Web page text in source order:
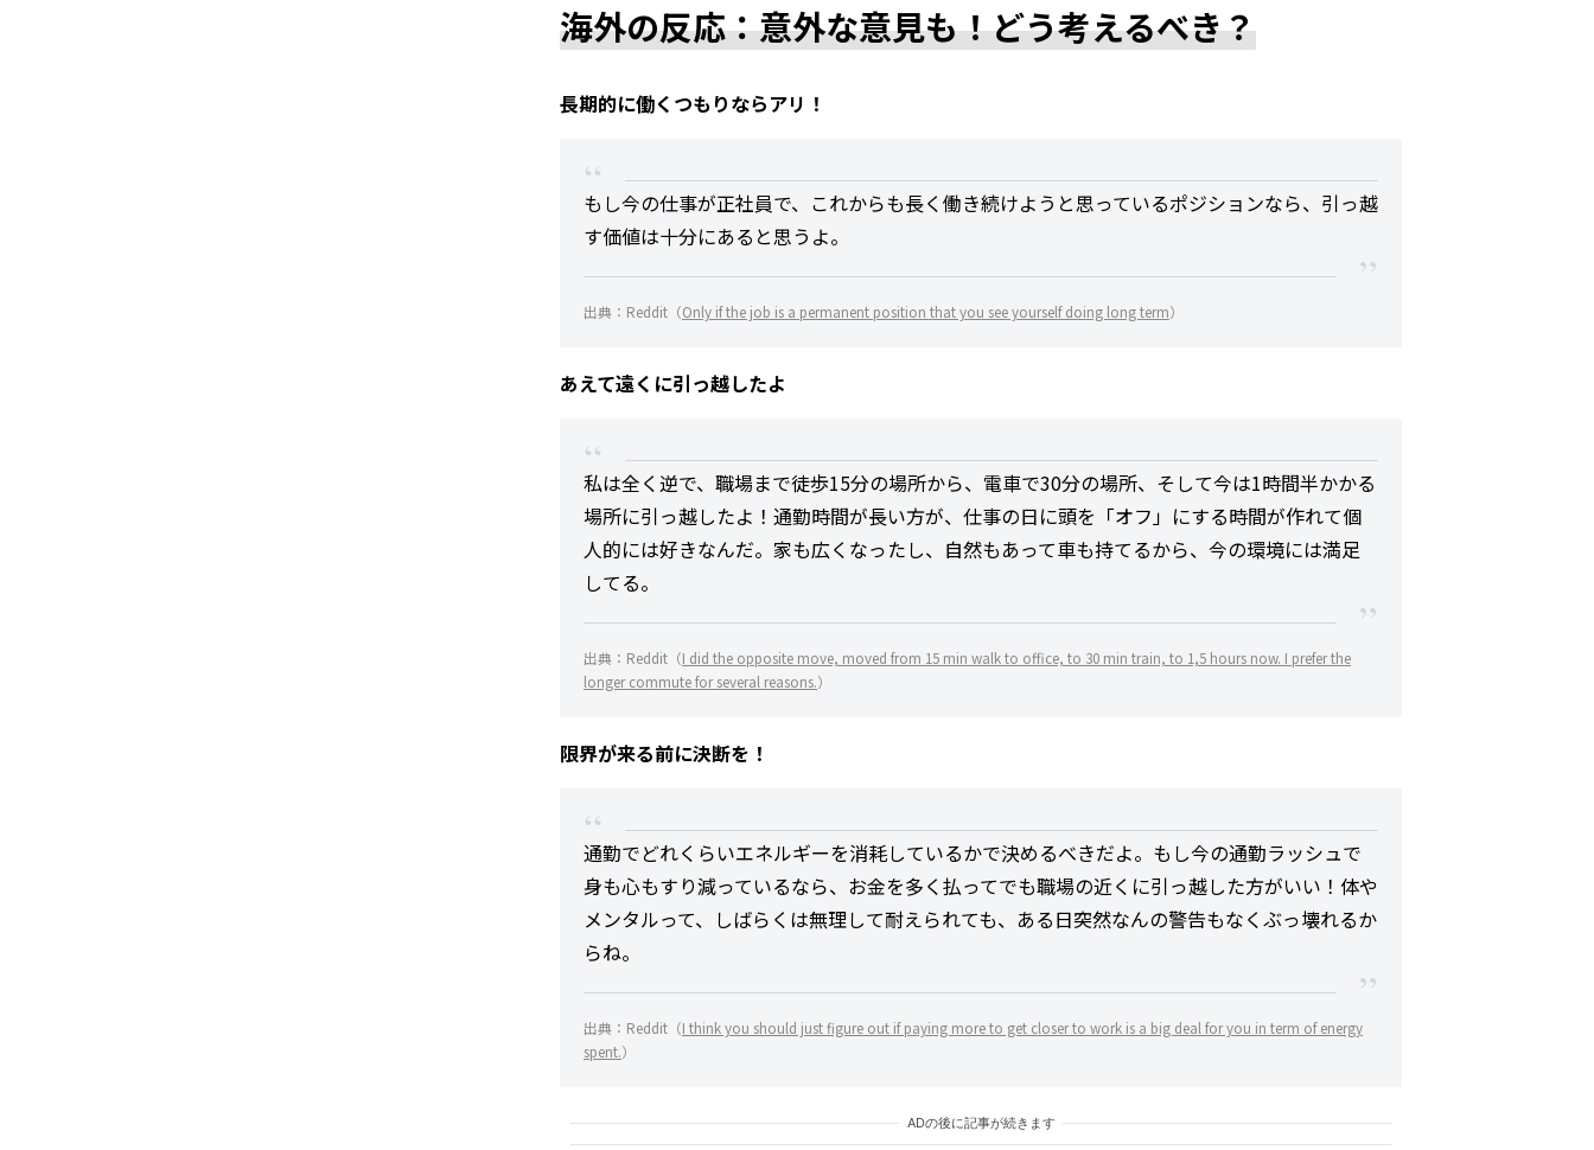
海外の反応：意外な意見も！どう考えるべき？
長期的に働くつもりならアリ！
もし今の仕事が正社員で、これからも長く働き続けようと思っているポジションなら、引っ越
す価値は十分にあると思うよ。
出典：Reddit（Only if the job is a permanent position that you see yourself doing long term）
あえて遠くに引っ越したよ
私は全く逆で、職場まで徒歩15分の場所から、電車で30分の場所、そして今は1時間半かかる
場所に引っ越したよ！通勤時間が長い方が、仕事の日に頭を「オフ」にする時間が作れて個
人的には好きなんだ。家も広くなったし、自然もあって車も持てるから、今の環境には満足
してる。
出典：Reddit（I did the opposite move, moved from 15 min walk to office, to 30 min train, to 1,5 hours now. I prefer the
longer commute for several reasons.）
限界が来る前に決断を！
通勤でどれくらいエネルギーを消耗しているかで決めるべきだよ。もし今の通勤ラッシュで
身も心もすり減っているなら、お金を多く払ってでも職場の近くに引っ越した方がいい！体や
メンタルって、しばらくは無理して耐えられても、ある日突然なんの警告もなくぶっ壊れるか
らね。
出典：Reddit（I think you should just figure out if paying more to get closer to work is a big deal for you in term of energy
spent.）
ADの後に記事が続きます